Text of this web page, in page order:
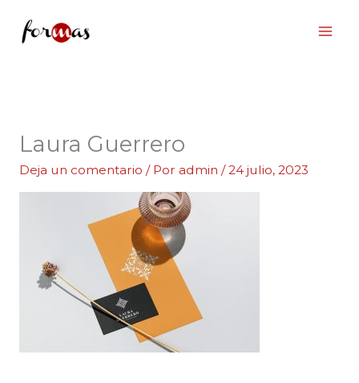
Laura Guerrero
Deja un comentario / Por admin /24 julio, 2023